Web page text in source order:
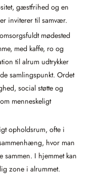
gæstfrihed og en
inviterer til samvær.
mødested
med kaffe, ro og
til alrum udtrykker
samlingspunkt. Ordet
social støtte og
menneskeligt
opholdsrum, ofte i
hvor man
sammen. I hjemmet kan
zone i alrummet.